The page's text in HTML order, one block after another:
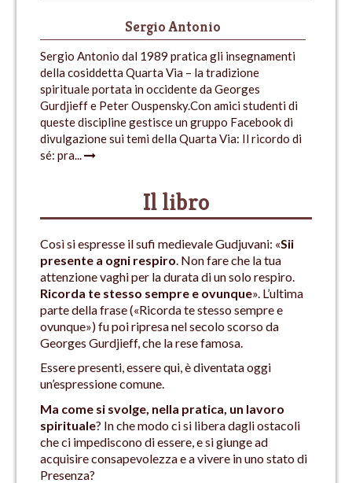
Sergio Antonio
Sergio Antonio dal 1989 pratica gli insegnamenti
della cosiddetta Quarta Via – la tradizione
spirituale portata in occidente da Georges
Gurdjieff e Peter Ouspensky.Con amici studenti di
queste discipline gestisce un gruppo Facebook di
divulgazione sui temi della Quarta Via: Il ricordo di
sé: pra...
Il libro
Così si espresse il sufi medievale Gudjuvani: «Sii
presente a ogni respiro. Non fare che la tua
attenzione vaghi per la durata di un solo respiro.
Ricorda te stesso sempre e ovunque». L’ultima
parte della frase («Ricorda te stesso sempre e
ovunque») fu poi ripresa nel secolo scorso da
Georges Gurdjieff, che la rese famosa.
Essere presenti, essere qui, è diventata oggi
un’espressione comune.
Ma come si svolge, nella pratica, un lavoro
spirituale? In che modo ci si libera dagli ostacoli
che ci impediscono di essere, e si giunge ad
acquisire consapevolezza e a vivere in uno stato di
Presenza?